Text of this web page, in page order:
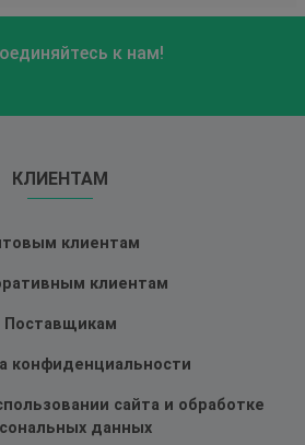
к нам!
КЛИЕНТАМ
клиентам
клиентам
Поставщикам
конфиденциальности
сайта и обработке
данных